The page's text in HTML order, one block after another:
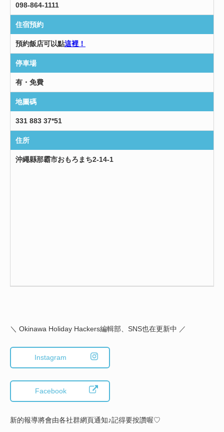
098-864-1111
住宿預約
預約飯店可以點這裡！
停車場
有・免費
地圖碼
331 883 37*51
住所
沖繩縣那霸市おもろまち2-14-1
＼ Okinawa Holiday Hackers編輯部、SNS也在更新中 ／
Instagram
Facebook
新的報導將會由各社群網頁通知♪記得要按讚喔♡